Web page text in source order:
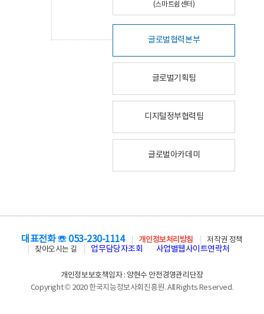
(스마트쉼센터)
글로벌협력본부
글로벌기획팀
디지털정부협력팀
글로벌아카데미
대표전화 ☏ 053-230-1114 개인정보처리방침
저작권 정책
찾아오시는 길
업무담당자조회 사업별웹사이트연락처
개인정보보호책임자 : 양현수 안전경영관리단장
Copyright © 2020 한국지능정보사회진흥원. All Rights Reserved.